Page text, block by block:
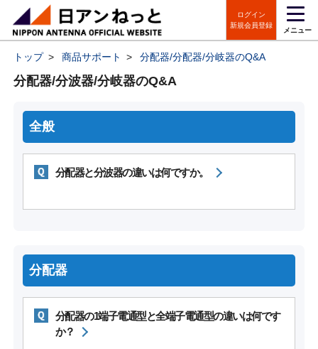
ログイン
新規会員登録
メニュー
トップ > 商品サポート > 分配器/分配器/分岐器のQ&A
分配器/分波器/分岐器のQ&A
全般
分配器と分波器の違いは何ですか。
分配器
分配器の1端子電通型と全端子電通型の違いは何です
か？